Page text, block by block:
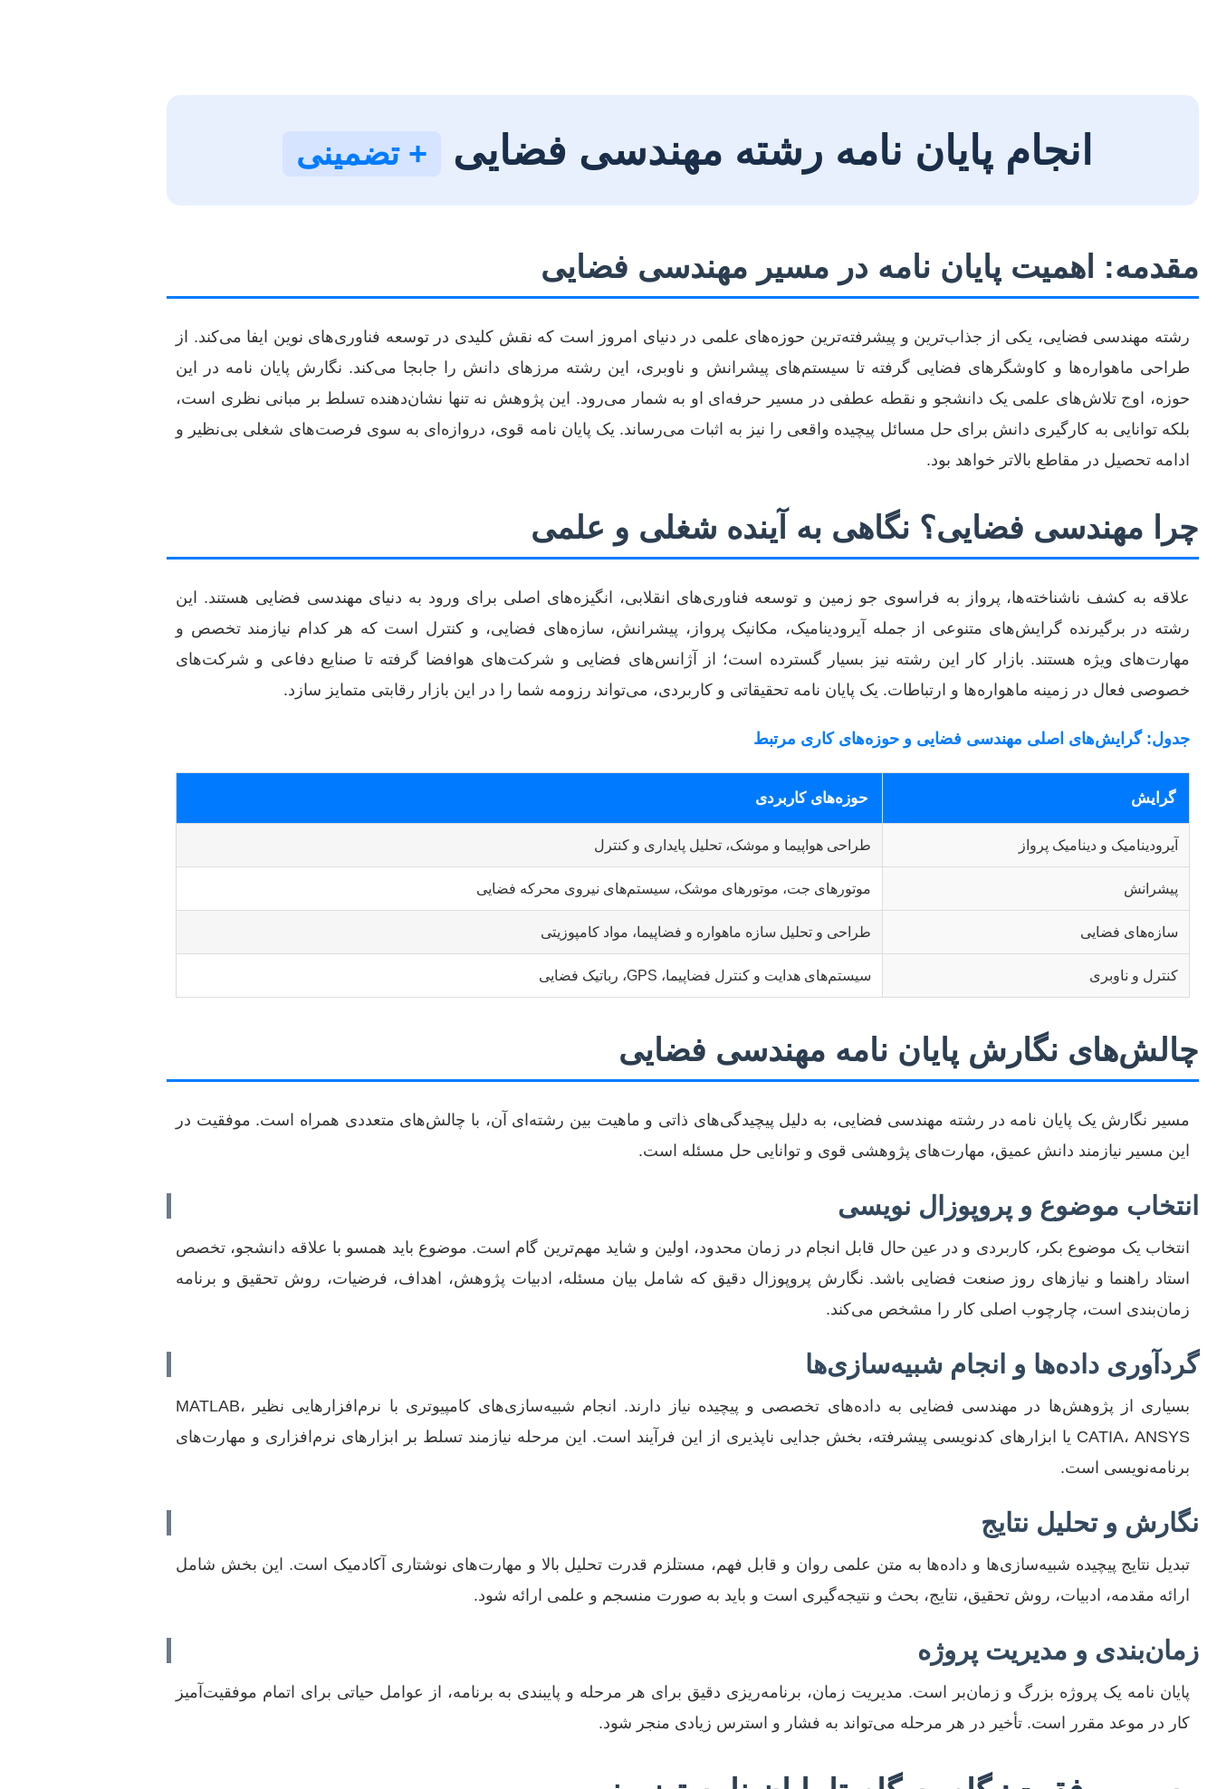
انجام پایان نامه رشته مهندسی فضایی + تضمینی
مقدمه: اهمیت پایان نامه در مسیر مهندسی فضایی
رشته مهندسی فضایی، یکی از جذاب‌ترین و پیشرفته‌ترین حوزه‌های علمی در دنیای امروز است که نقش کلیدی در توسعه فناوری‌های نوین ایفا می‌کند. از
طراحی ماهواره‌ها و کاوشگرهای فضایی گرفته تا سیستم‌های پیشرانش و ناوبری، این رشته مرزهای دانش را جابجا می‌کند. نگارش پایان نامه در این
حوزه، اوج تلاش‌های علمی یک دانشجو و نقطه عطفی در مسیر حرفه‌ای او به شمار می‌رود. این پژوهش نه تنها نشان‌دهنده تسلط بر مبانی نظری است،
بلکه توانایی به کارگیری دانش برای حل مسائل پیچیده واقعی را نیز به اثبات می‌رساند. یک پایان نامه قوی، دروازه‌ای به سوی فرصت‌های شغلی بی‌نظیر و
ادامه تحصیل در مقاطع بالاتر خواهد بود.
چرا مهندسی فضایی؟ نگاهی به آینده شغلی و علمی
علاقه به کشف ناشناخته‌ها، پرواز به فراسوی جو زمین و توسعه فناوری‌های انقلابی، انگیزه‌های اصلی برای ورود به دنیای مهندسی فضایی هستند. این
رشته در برگیرنده گرایش‌های متنوعی از جمله آیرودینامیک، مکانیک پرواز، پیشرانش، سازه‌های فضایی، و کنترل است که هر کدام نیازمند تخصص و
مهارت‌های ویژه هستند. بازار کار این رشته نیز بسیار گسترده است؛ از آژانس‌های فضایی و شرکت‌های هوافضا گرفته تا صنایع دفاعی و شرکت‌های
خصوصی فعال در زمینه ماهواره‌ها و ارتباطات. یک پایان نامه تحقیقاتی و کاربردی، می‌تواند رزومه شما را در این بازار رقابتی متمایز سازد.
جدول: گرایش‌های اصلی مهندسی فضایی و حوزه‌های کاری مرتبط
گرایش حوزه‌های کاربردی
آیرودینامیک و دینامیک پرواز طراحی هواپیما و موشک، تحلیل پایداری و کنترل
پیشرانش موتورهای جت، موتورهای موشک، سیستم‌های نیروی محرکه فضایی
سازه‌های فضایی طراحی و تحلیل سازه ماهواره و فضاپیما، مواد کامپوزیتی
کنترل و ناوبری سیستم‌های هدایت و کنترل فضاپیما، GPS، رباتیک فضایی
چالش‌های نگارش پایان نامه مهندسی فضایی
مسیر نگارش یک پایان نامه در رشته مهندسی فضایی، به دلیل پیچیدگی‌های ذاتی و ماهیت بین رشته‌ای آن، با چالش‌های متعددی همراه است. موفقیت در
این مسیر نیازمند دانش عمیق، مهارت‌های پژوهشی قوی و توانایی حل مسئله است.
انتخاب موضوع و پروپوزال نویسی
انتخاب یک موضوع بکر، کاربردی و در عین حال قابل انجام در زمان محدود، اولین و شاید مهم‌ترین گام است. موضوع باید همسو با علاقه دانشجو، تخصص
استاد راهنما و نیازهای روز صنعت فضایی باشد. نگارش پروپوزال دقیق که شامل بیان مسئله، ادبیات پژوهش، اهداف، فرضیات، روش تحقیق و برنامه
زمان‌بندی است، چارچوب اصلی کار را مشخص می‌کند.
گردآوری داده‌ها و انجام شبیه‌سازی‌ها
بسیاری از پژوهش‌ها در مهندسی فضایی به داده‌های تخصصی و پیچیده نیاز دارند. انجام شبیه‌سازی‌های کامپیوتری با نرم‌افزارهایی نظیر MATLAB،
CATIA، ANSYS یا ابزارهای کدنویسی پیشرفته، بخش جدایی ناپذیری از این فرآیند است. این مرحله نیازمند تسلط بر ابزارهای نرم‌افزاری و مهارت‌های
برنامه‌نویسی است.
نگارش و تحلیل نتایج
تبدیل نتایج پیچیده شبیه‌سازی‌ها و داده‌ها به متن علمی روان و قابل فهم، مستلزم قدرت تحلیل بالا و مهارت‌های نوشتاری آکادمیک است. این بخش شامل
ارائه مقدمه، ادبیات، روش تحقیق، نتایج، بحث و نتیجه‌گیری است و باید به صورت منسجم و علمی ارائه شود.
زمان‌بندی و مدیریت پروژه
پایان نامه یک پروژه بزرگ و زمان‌بر است. مدیریت زمان، برنامه‌ریزی دقیق برای هر مرحله و پایبندی به برنامه، از عوامل حیاتی برای اتمام موفقیت‌آمیز
کار در موعد مقرر است. تأخیر در هر مرحله می‌تواند به فشار و استرس زیادی منجر شود.